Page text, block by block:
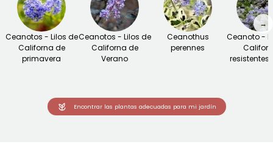
Ceanotos - Lilos de
Californa de
primavera
Ceanotos - Lilos de
Californa de
Verano
Ceanothus
perennes
Ceanoto -
resistentes
→
Encontrar las plantas adecuadas para mi jardín